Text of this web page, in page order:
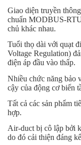
Giao diện truyền
chuẩn MODBUS-
chủ khác nhau.
Tuổi thọ dài với quạt
Voltage Regulation)
điện áp đầu vào thấp.
Nhiều chức năng bảo
cậy của động cơ biến
Tất cả các sản phẩm
hợp.
Air-duct bị cô lập bởi
do đó cải thiện đáng